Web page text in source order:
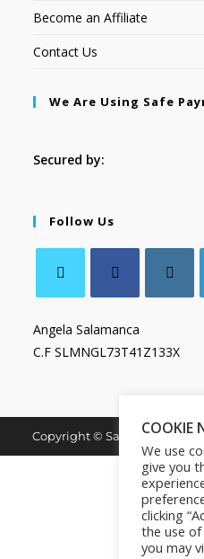
Become an Affiliate
Contact Us
We Are Using Safe
Secured by:
Follow Us
Angela Salamanca
C.F SLMNGL73T41Z133X
Copyright © Salamanca Book
COOKIE
We use
give you
clicking
the use of
you may